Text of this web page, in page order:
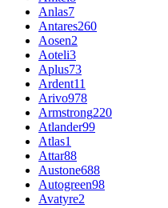
Anlas7
Antares260
Aosen2
Aoteli3
Aplus73
Ardent11
Arivo978
Armstrong220
Atlander99
Atlas1
Attar88
Austone688
Autogreen98
Avatyre2